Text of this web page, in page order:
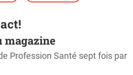
magazine
Profession Santé sept fois par